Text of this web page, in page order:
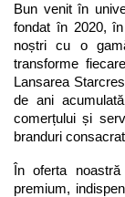
Bun venit în
fondat în 2020,
noștri cu o
transforme
Lansarea
de ani
comerțului și
branduri
În oferta
premium,